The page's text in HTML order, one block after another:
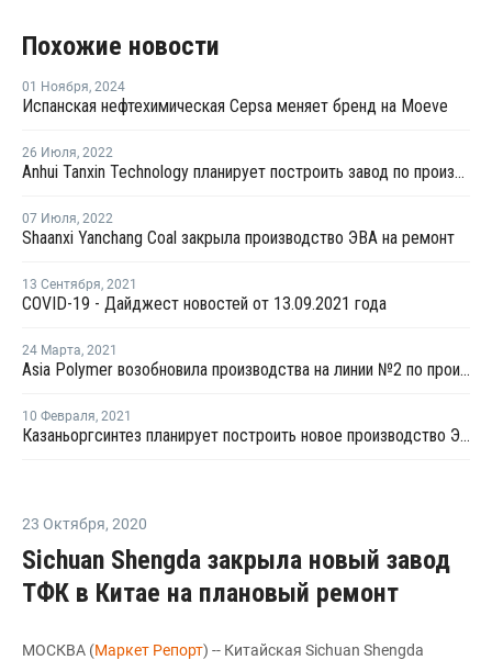
Похожие новости
01 Ноября, 2024
Испанская нефтехимическая Cepsa меняет бренд на Moeve
26 Июля, 2022
Anhui Tanxin Technology планирует построить завод по производству ЭВА в Китае
07 Июля, 2022
Shaanxi Yanchang Coal закрыла производство ЭВА на ремонт
13 Сентября, 2021
COVID-19 - Дайджест новостей от 13.09.2021 года
24 Марта, 2021
Asia Polymer возобновила производства на линии №2 по производству ЭВА в Гаосюне
10 Февраля, 2021
Казаньоргсинтез планирует построить новое производство ЭВА/ПВД
23 Октября, 2020
Sichuan Shengda закрыла новый завод
ТФК в Китае на плановый ремонт
МОСКВА (Маркет Репорт) -- Китайская Sichuan Shengda